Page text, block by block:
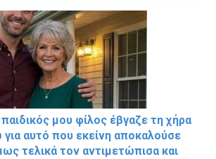
μου φίλος έβγαζε τη χήρα
αυτό που εκείνη αποκαλούσε
τελικά τον αντιμετώπισα και